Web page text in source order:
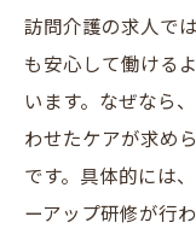
訪問介護の求人で
も安心して働ける
います。なぜなら
わせたケアが求め
です。具体的には
ーアップ研修が行